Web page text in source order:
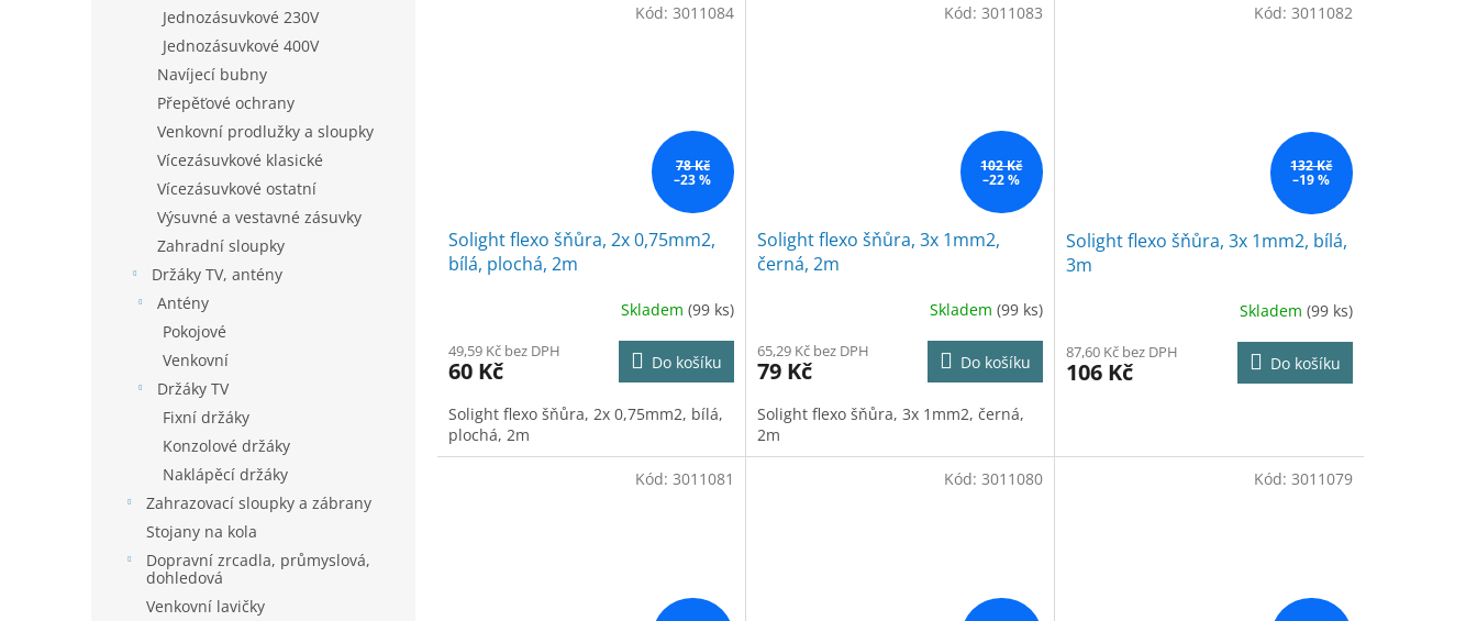
Jednozásuvkové 230V
Jednozásuvkové 400V
Navíjecí bubny
Přepěťové ochrany
Venkovní prodlužky a sloupky
Vícezásuvkové klasické
Vícezásuvkové ostatní
Výsuvné a vestavné zásuvky
Zahradní sloupky
Držáky TV, antény
Antény
Pokojové
Venkovní
Držáky TV
Fixní držáky
Konzolové držáky
Naklápěcí držáky
Zahrazovací sloupky a zábrany
Stojany na kola
Dopravní zrcadla, průmyslová,
dohledová
Venkovní lavičky
78 Kč
–23 %
Solight flexo šňůra, 2x 0,75mm2,
bílá, plochá, 2m
Skladem (99 ks)
49,59 Kč bez DPH
60 Kč Do košíku
Solight flexo šňůra, 2x 0,75mm2, bílá,
plochá, 2m
Kód: 3011084
102 Kč
–22 %
Solight flexo šňůra, 3x 1mm2,
černá, 2m
Skladem (99 ks)
65,29 Kč bez DPH
79 Kč Do košíku
Solight flexo šňůra, 3x 1mm2, černá,
2m
Kód: 3011083
132 Kč
–19 %
Solight flexo šňůra, 3x 1mm2, bílá,
3m
Skladem (99 ks)
87,60 Kč bez DPH
106 Kč Do košíku
Kód: 3011082
Kód: 3011081 Kód: 3011080 Kód: 3011079